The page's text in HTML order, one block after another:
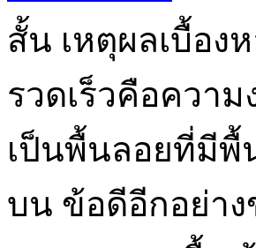
สั้น เหตุผลเบื้อง
รวดเร็วคือควา
เป็นพื้นลอยที่มีพื้
บน ข้อดีอีกอย่า